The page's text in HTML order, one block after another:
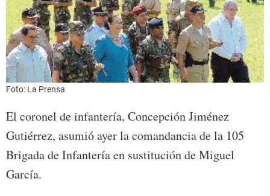
Foto: La Prensa
El coronel de infantería, Concepción Jiménez
Gutiérrez, asumió ayer la comandancia de la 105
Brigada de Infantería en sustitución de Miguel
García.